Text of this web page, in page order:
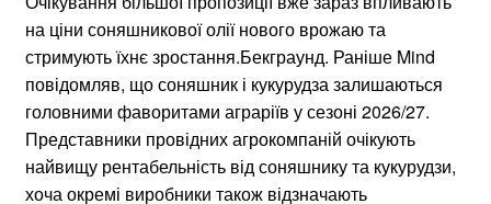
на ціни соняшникової олії нового врожаю та
стримують їхнє зростання.Бекграунд. Раніше Mind
повідомляв, що соняшник і кукурудза залишаються
головними фаворитами аграріїв у сезоні 2026/27.
Представники провідних агрокомпаній очікують
найвищу рентабельність від соняшнику та кукурудзи,
хоча окремі виробники також відзначають